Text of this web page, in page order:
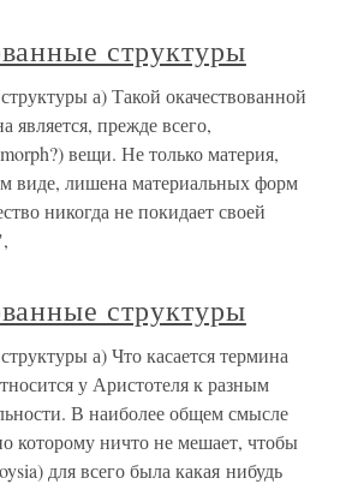
структуры
а) Такой окачествованной
является, прежде всего,
вещи. Не только материя,
виде, лишена материальных форм
никогда не покидает своей
структуры
а) Что касается термина
у Аристотеля к разным
В наиболее общем смысле
которому ничто не мешает, чтобы
для всего была какая нибудь